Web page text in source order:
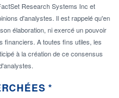
Research Systems Inc et
d'analystes. Il est rappelé qu'en
élaboration, ni exercé un pouvoir
financiers. A toutes fins utiles, les
à la création de ce consensus
*